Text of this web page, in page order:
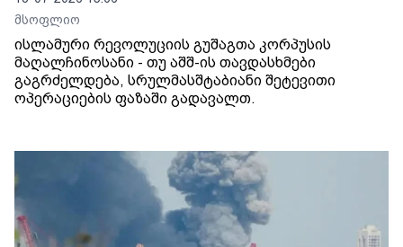
მსოფლიო
ისლამური რევოლუციის გუშაგთა კორპუსის
მაღალჩინოსანი - თუ აშშ-ის თავდასხმები
გაგრძელდება, სრულმასშტაბიანი შეტევითი
ოპერაციების ფაზაში გადავალთ.